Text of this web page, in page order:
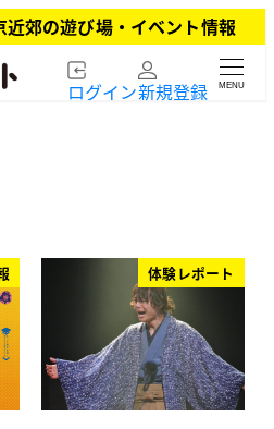
郊の遊び場・イベント情報
ログイン新規登録 MENU
体験レポート